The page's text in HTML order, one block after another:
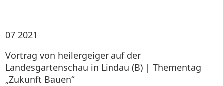
07 2021
Vortrag von heilergeiger auf der
Landesgartenschau in Lindau (B) | Thementag
„Zukunft Bauen“